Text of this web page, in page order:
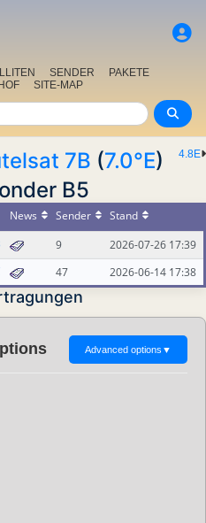
SENDER
PAKETE
SITE-MAP
4.8E
7B (7.0°E)
B5
News Sender
Stand
9
2026-07-26 17:39
47 2026-06-14 17:38
Advanced options ▼